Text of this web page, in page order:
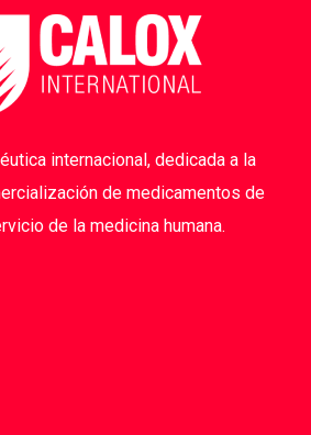
internacional, dedicada a la
de medicamentos de
de la medicina humana.